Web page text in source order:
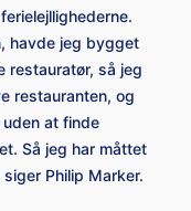
havde jeg bygget
restauratør, så jeg
restauranten, og
at finde
Så jeg har måttet
Philip Marker.